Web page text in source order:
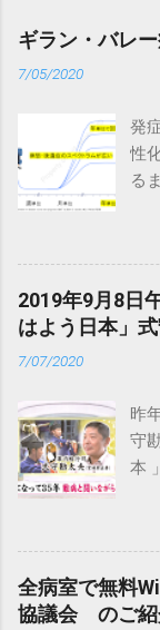
ギラン・バレ
7/05/2020
発
性
る
府
学
症
（
れ
悪
を
（
2019年9月8日
はよう日本」
7/07/2020
昨
守
本
と
記
全病室で無料
協議会 のご紹